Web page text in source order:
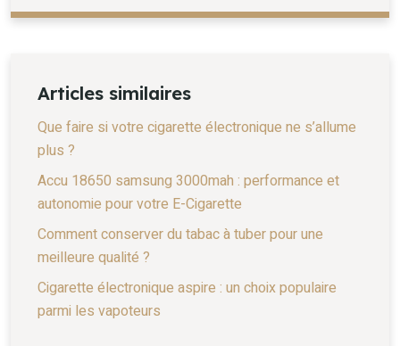
Articles similaires
Que faire si votre cigarette électronique ne s’allume
plus ?
Accu 18650 samsung 3000mah : performance et
autonomie pour votre E-Cigarette
Comment conserver du tabac à tuber pour une
meilleure qualité ?
Cigarette électronique aspire : un choix populaire
parmi les vapoteurs